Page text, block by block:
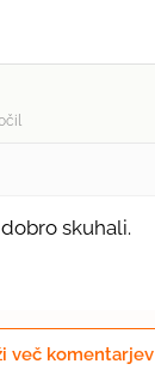
skuhali.
več komentarjev